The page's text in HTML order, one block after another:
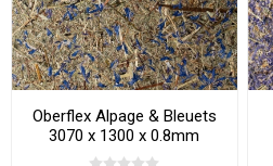
Oberflex Alpage & Bleuets
3070 x 1300 x 0.8mm
SuperOrganic